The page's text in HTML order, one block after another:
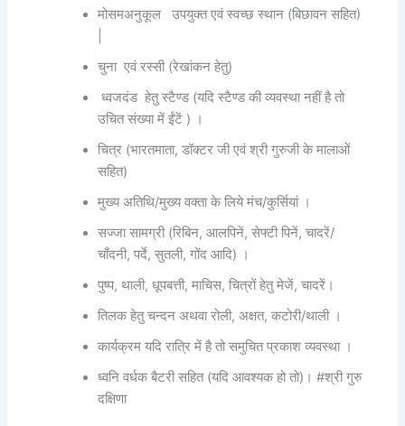
मोसमअनुकूल उपयुक्त एवं स्वच्छ स्थान (बिछावन सहित)
चुना एवं रस्सी (रेखांकन हेतु)
ध्वजदंड हेतु स्टैण्ड (यदि स्टैण्ड की व्यवस्था नहीं है तो
उचित संख्या में ईंटें ) ।
चित्र (भारतमाता, डॉक्टर जी एवं श्री गुरुजी के मालाओं
सहित)
मुख्य अतिथि/मुख्य वक्ता के लिये मंच/कुर्सियां ।
सज्जा सामग्री (रिबिन, आलपिनें, सेफ्टी पिनें, चादरें/
चाँदनी, पर्दे, सुतली, गोंद आदि) ।
पुष्प, थाली, धूपबत्ती, माचिस, चित्रों हेतु मेजें, चादरें।
तिलक हेतु चन्दन अथवा रोली, अक्षत, कटोरी/थाली ।
कार्यक्रम यदि रात्रि में है तो समुचित प्रकाश व्यवस्था ।
ध्वनि वर्धक बैटरी सहित (यदि आवश्यक हो तो)। #श्री गुरु
दक्षिणा